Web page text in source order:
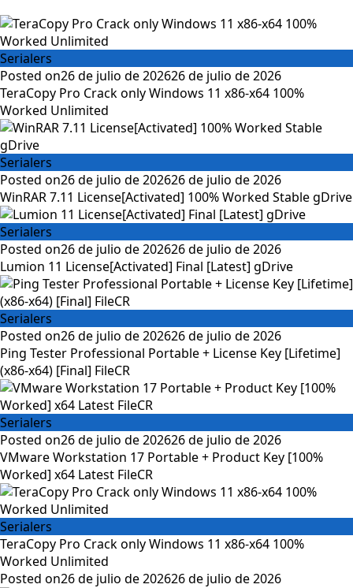
Serialers
Posted on26 de julio de 202626 de julio de 2026
TeraCopy Pro Crack only Windows 11 x86-x64 100%
Worked Unlimited
Serialers
Posted on26 de julio de 202626 de julio de 2026
WinRAR 7.11 License[Activated] 100% Worked Stable gDrive
Serialers
Posted on26 de julio de 202626 de julio de 2026
Lumion 11 License[Activated] Final [Latest] gDrive
Serialers
Posted on26 de julio de 202626 de julio de 2026
Ping Tester Professional Portable + License Key [Lifetime]
(x86-x64) [Final] FileCR
Serialers
Posted on26 de julio de 202626 de julio de 2026
VMware Workstation 17 Portable + Product Key [100%
Worked] x64 Latest FileCR
Serialers
TeraCopy Pro Crack only Windows 11 x86-x64 100%
Worked Unlimited
Posted on26 de julio de 202626 de julio de 2026